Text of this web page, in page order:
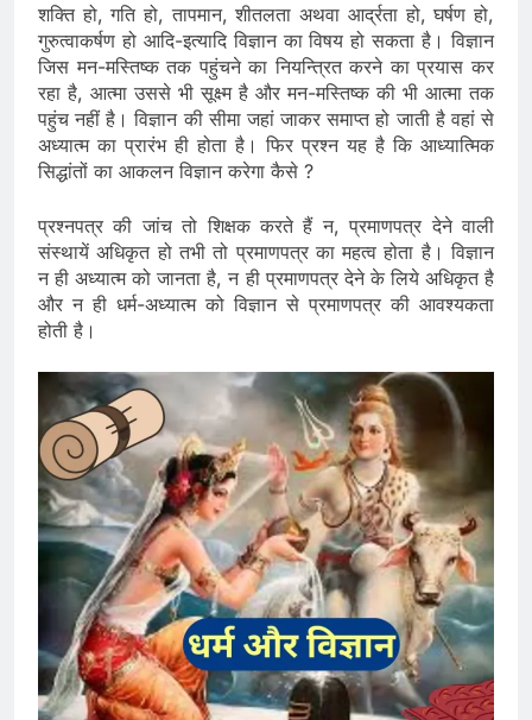
शक्ति हो, गति हो, तापमान, शीतलता अथवा आर्द्रता हो, घर्षण हो,
गुरुत्वाकर्षण हो आदि-इत्यादि विज्ञान का विषय हो सकता है। विज्ञान
जिस मन-मस्तिष्क तक पहुंचने का नियन्त्रित करने का प्रयास कर
रहा है, आत्मा उससे भी सूक्ष्म है और मन-मस्तिष्क की भी आत्मा तक
पहुंच नहीं है। विज्ञान की सीमा जहां जाकर समाप्त हो जाती है वहां से
अध्यात्म का प्रारंभ ही होता है। फिर प्रश्न यह है कि आध्यात्मिक
सिद्धांतों का आकलन विज्ञान करेगा कैसे ?
प्रश्नपत्र की जांच तो शिक्षक करते हैं न, प्रमाणपत्र देने वाली
संस्थायें अधिकृत हो तभी तो प्रमाणपत्र का महत्व होता है। विज्ञान
न ही अध्यात्म को जानता है, न ही प्रमाणपत्र देने के लिये अधिकृत है
और न ही धर्म-अध्यात्म को विज्ञान से प्रमाणपत्र की आवश्यकता
होती है।